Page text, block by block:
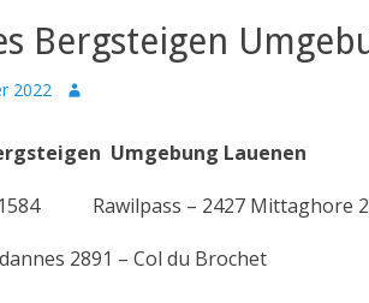
Bergsteigen
2022 Author
Umgebung Lauenen
Rawilpass – 2427 Mittaghore
2891 – Col du Brochet